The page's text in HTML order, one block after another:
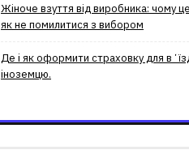
Жіноче взуття від виробника: чому це
як не помилитися з вибором
Де і як оформити страховку для
іноземцю.